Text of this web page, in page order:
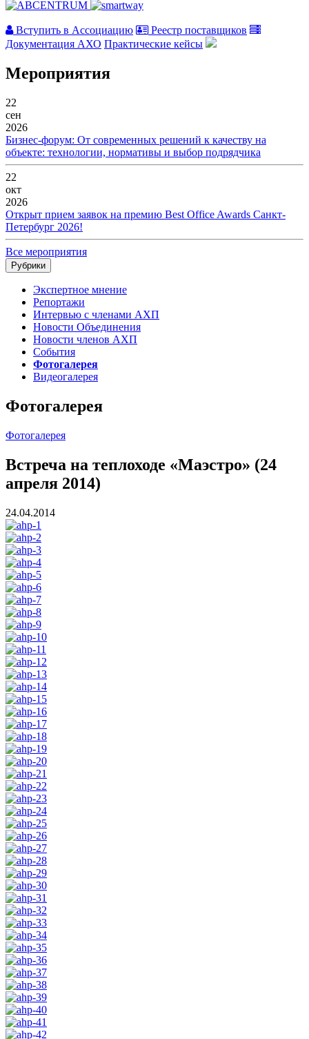
Вступить в Ассоциацию
Реестр поставщиков
Документация АХО Практические кейсы
Мероприятия
22
сен
2026
Бизнес-форум: От современных решений к качеству на
объекте: технологии, нормативы и выбор подрядчика
22
окт
2026
Открыт прием заявок на премию Best Office Awards Санкт-
Петербург 2026!
Все мероприятия
Рубрики
Экспертное мнение
Репортажи
Интервью с членами АХП
Новости Объединения
Новости членов АХП
События
Фотогалерея
Видеогалерея
Фотогалерея
Фотогалерея
Встреча на теплоходе «Маэстро» (24
апреля 2014)
24.04.2014